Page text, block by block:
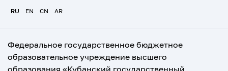
RU EN CN AR
Федеральное государственное бюджетное
образовательное учреждение высшего
образования «Кубанский государственный